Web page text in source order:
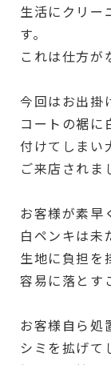
生活にクリー
す。
これは仕方が
今回はお出掛
コートの裾に
付けてしまい
ご来店されま
お客様が素早
白ペンキは未
生地に負担を
容易に落とす
お客様自ら処
シミを拡げて